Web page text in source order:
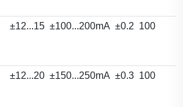
±12...15 ±100...200mA ±0.2 100
±12...20 ±150...250mA ±0.3 100